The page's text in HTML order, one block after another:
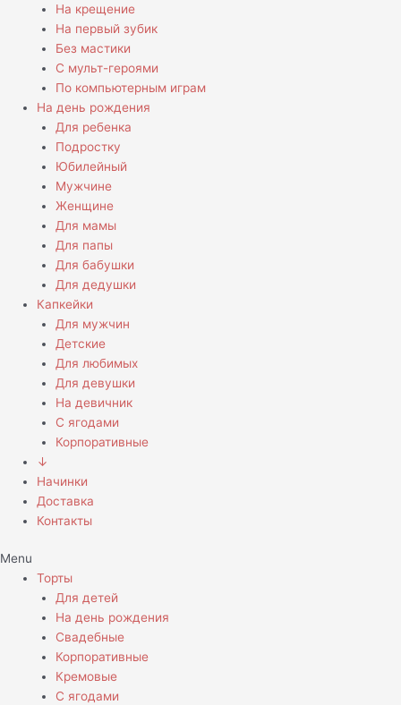
На крещение
На первый зубик
Без мастики
С мульт-героями
По компьютерным играм
На день рождения
Для ребенка
Подростку
Юбилейный
Мужчине
Женщине
Для мамы
Для папы
Для бабушки
Для дедушки
Капкейки
Для мужчин
Детские
Для любимых
Для девушки
На девичник
С ягодами
Корпоративные
↓
Начинки
Доставка
Контакты
Menu
Торты
Для детей
На день рождения
Свадебные
Корпоративные
Кремовые
С ягодами